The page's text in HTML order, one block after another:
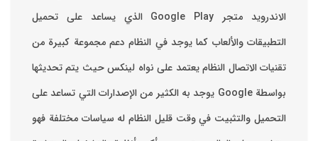
الاندرويد متجر Google Play الذي يساعد على تحميل
التطبيقات والألعاب ‏كما يوجد في النظام دعم مجموعة كبيرة من
تقنيات الاتصال ‏النظام يعتمد على نواه لينكس حيث يتم تحديثها
بواسطة ‫Google‬ ‏يوجد به الكثير من الإصدارات التي تساعد على
التحميل والتثبيت في وقت قليل ‏النظام له سياسات مختلفة فهو